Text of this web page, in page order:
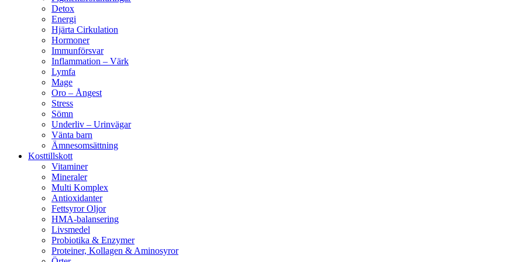
Detox
Energi
Hjärta Cirkulation
Hormoner
Immunförsvar
Inflammation – Värk
Lymfa
Mage
Oro – Ångest
Stress
Sömn
Underliv – Urinvägar
Vänta barn
Ämnesomsättning
Kosttillskott
Vitaminer
Mineraler
Multi Komplex
Antioxidanter
Fettsyror Oljor
HMA-balansering
Livsmedel
Probiotika & Enzymer
Proteiner, Kollagen & Aminosyror